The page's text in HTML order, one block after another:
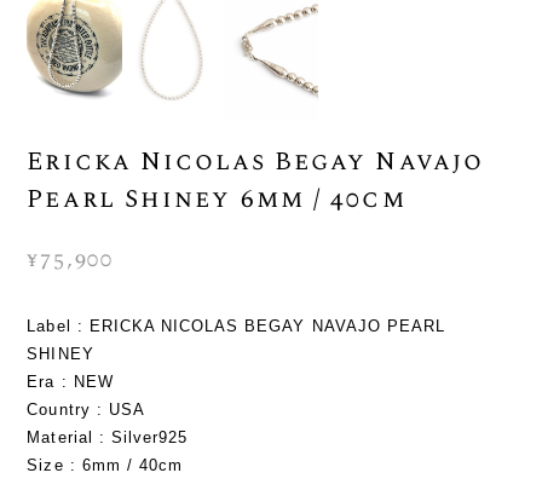
Ericka Nicolas Begay Navajo
Pearl Shiney 6mm / 40cm
¥75,900
Label : ERICKA NICOLAS BEGAY NAVAJO PEARL
SHINEY
Era : NEW
Country : USA
Material : Silver925
Size : 6mm / 40cm